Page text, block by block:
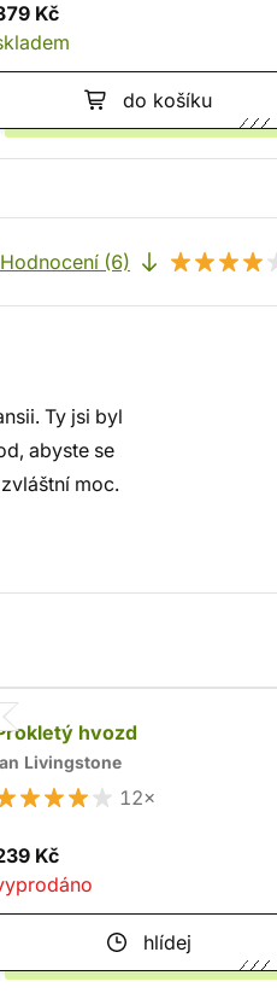
Kč
do košíku
Hodnocení (6)
Ty jsi byl
abyste se
moc.
hvozd
Livingstone
12×
Kč
hlídej